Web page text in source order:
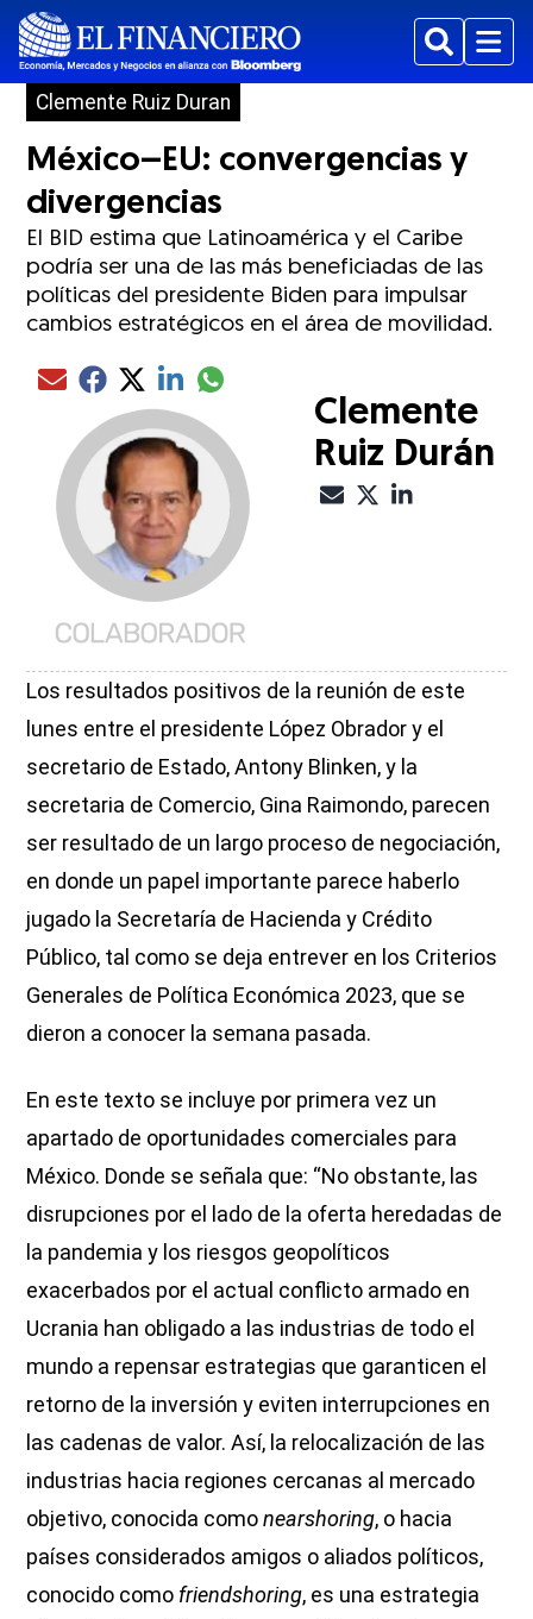
BuscarMenu
Clemente Ruiz Duran
México–EU: convergencias y
divergencias
El BID estima que Latinoamérica y el Caribe
podría ser una de las más beneficiadas de las
políticas del presidente Biden para impulsar
cambios estratégicos en el área de movilidad.
Compartir el artículo actual mediante Email
Compartir el artículo actual mediante Facebook
Compartir el artículo actual mediante Twitter
Compartir el artículo actual mediante LinkedIn
Compartir el artículo actual mediante
Clemente
Ruiz Durán
Los resultados positivos de la reunión de este
lunes entre el presidente López Obrador y el
secretario de Estado, Antony Blinken, y la
secretaria de Comercio, Gina Raimondo, parecen
ser resultado de un largo proceso de negociación,
en donde un papel importante parece haberlo
jugado la Secretaría de Hacienda y Crédito
Público, tal como se deja entrever en los Criterios
Generales de Política Económica 2023, que se
dieron a conocer la semana pasada.
En este texto se incluye por primera vez un
apartado de oportunidades comerciales para
México. Donde se señala que: “No obstante, las
disrupciones por el lado de la oferta heredadas de
la pandemia y los riesgos geopolíticos
exacerbados por el actual conflicto armado en
Ucrania han obligado a las industrias de todo el
mundo a repensar estrategias que garanticen el
retorno de la inversión y eviten interrupciones en
las cadenas de valor. Así, la relocalización de las
industrias hacia regiones cercanas al mercado
objetivo, conocida comonearshoring, o hacia
países considerados amigos o aliados políticos,
conocido como friendshoring, es una estrategia